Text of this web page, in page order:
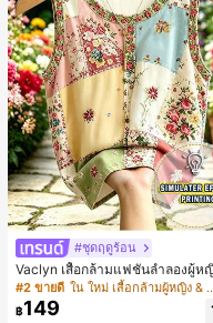
#ชุดฤดูร้อน
Vaclyn เสื้อกล้ามแฟชั่นลำลองผู้ห
ายแพตช์เวิร์ก แขนกุด คอกลม ติดก
ม
#2 ขายดี ใน ใหม่ เสื้อ
฿149